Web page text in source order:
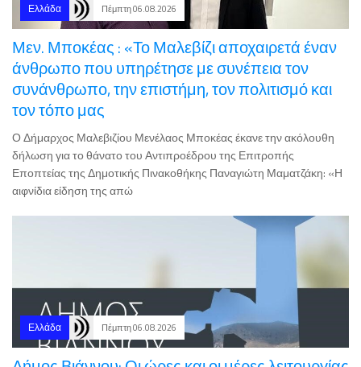
Μεν. Μποκέας : «Το Μαλεβίζι αποχαιρετά έναν
άνθρωπο που υπηρέτησε με συνέπεια τον
συνάνθρωπο, την επιστήμη, τον πολιτισμό και
τον τόπο μας
Ο Δήμαρχος Μαλεβιζίου Μενέλαος Μποκέας έκανε την ακόλουθη
δήλωση για το θάνατο του Αντιπροέδρου της Επιτροπής
Εποπτείας της Δημοτικής Πινακοθήκης Παναγιώτη Μαματζάκη: «Η
αιφνίδια είδηση της απώ
Δήμος Βιάννου: Οι ώρες και οι μέρες λειτουργίας
του Γραφείου Δακοκτονίας